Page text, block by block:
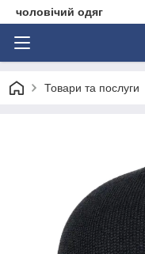
чоловічий одяг
Товари та послуги